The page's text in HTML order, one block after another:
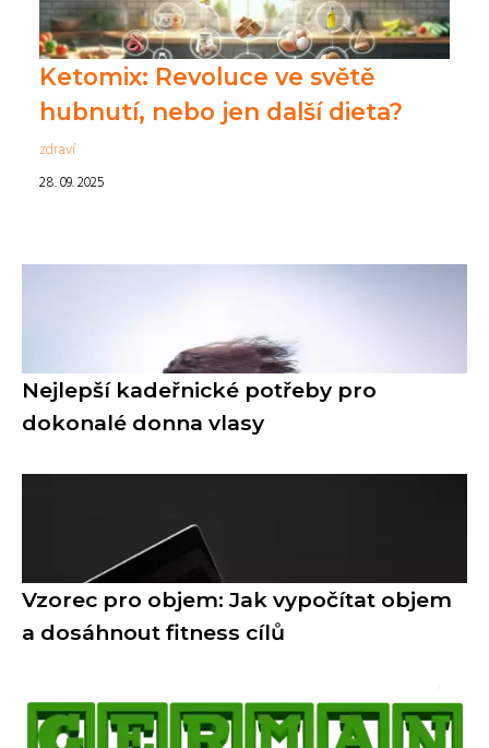
Ketomix: Revoluce ve světě
hubnutí, nebo jen další dieta?
zdraví
28. 09. 2025
Nejlepší kadeřnické potřeby pro
dokonalé donna vlasy
Vzorec pro objem: Jak vypočítat objem
a dosáhnout fitness cílů